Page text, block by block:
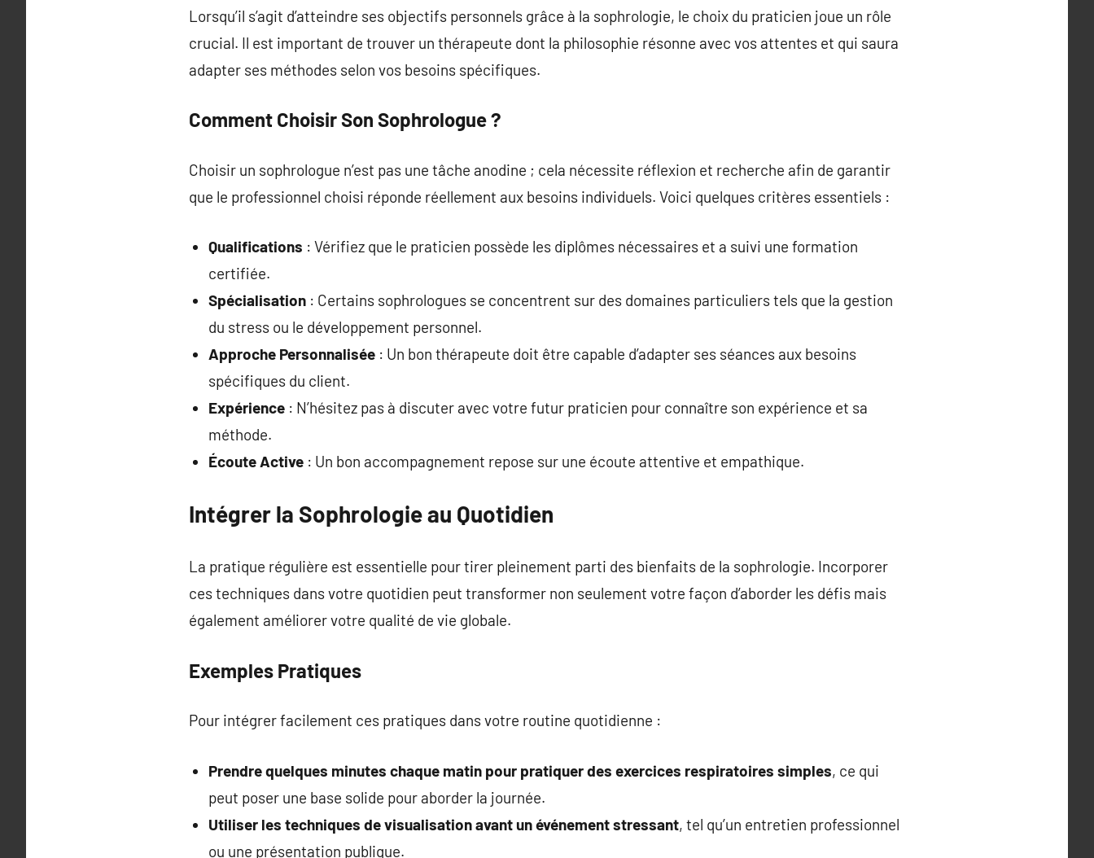
Lorsqu’il s’agit d’atteindre ses objectifs personnels grâce à la sophrologie, le choix du praticien joue un rôle
crucial. Il est important de trouver un thérapeute dont la philosophie résonne avec vos attentes et qui saura
adapter ses méthodes selon vos besoins spécifiques.
Comment Choisir Son Sophrologue ?
Choisir un sophrologue n’est pas une tâche anodine ; cela nécessite réflexion et recherche afin de garantir
que le professionnel choisi réponde réellement aux besoins individuels. Voici quelques critères essentiels :
Qualifications : Vérifiez que le praticien possède les diplômes nécessaires et a suivi une formation
certifiée.
Spécialisation: Certains sophrologues se concentrent sur des domaines particuliers tels que la gestion
du stress ou le développement personnel.
Approche Personnalisée: Un bon thérapeute doit être capable d’adapter ses séances aux besoins
spécifiques du client.
Expérience: N’hésitez pas à discuter avec votre futur praticien pour connaître son expérience et sa
méthode.
Écoute Active: Un bon accompagnement repose sur une écoute attentive et empathique.
Intégrer la Sophrologie au Quotidien
La pratique régulière est essentielle pour tirer pleinement parti des bienfaits de la sophrologie. Incorporer
ces techniques dans votre quotidien peut transformer non seulement votre façon d’aborder les défis mais
également améliorer votre qualité de vie globale.
Exemples Pratiques
Pour intégrer facilement ces pratiques dans votre routine quotidienne :
Prendre quelques minutes chaque matin pour pratiquer des exercices respiratoires simples, ce qui
peut poser une base solide pour aborder la journée.
Utiliser les techniques de visualisation avant un événement stressant, tel qu’un entretien professionnel
ou une présentation publique.